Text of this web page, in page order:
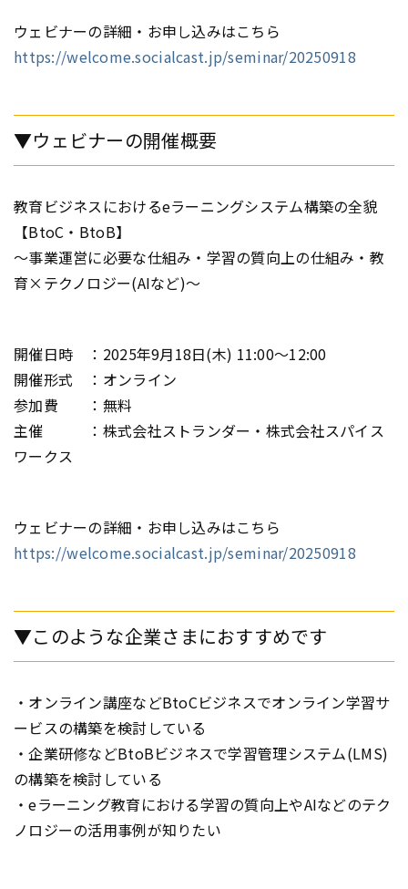
ウェビナーの詳細・お申し込みはこちら
https://welcome.socialcast.jp/seminar/20250918
▼ウェビナーの開催概要
教育ビジネスにおけるeラーニングシステム構築の全貌
【BtoC・BtoB】
～事業運営に必要な仕組み・学習の質向上の仕組み・教
育×テクノロジー(AIなど)～
開催日時 ：2025年9月18日(木) 11:00～12:00
開催形式 ：オンライン
参加費 ：無料
主催 ：株式会社ストランダー・株式会社スパイス
ワークス
ウェビナーの詳細・お申し込みはこちら
https://welcome.socialcast.jp/seminar/20250918
▼このような企業さまにおすすめです
・オンライン講座などBtoCビジネスでオンライン学習サ
ービスの構築を検討している
・企業研修などBtoBビジネスで学習管理システム(LMS)
の構築を検討している
・eラーニング教育における学習の質向上やAIなどのテク
ノロジーの活用事例が知りたい